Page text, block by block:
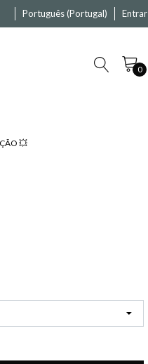
Português (Portugal) Entrar
0
💥